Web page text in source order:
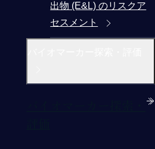
出物 (E&L) のリスクア
セスメント